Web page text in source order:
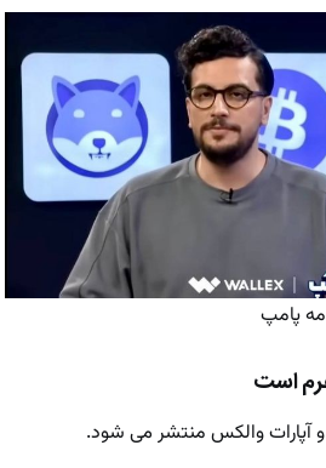
پامپ
است
و آپارات والکس منتشر می ‌شود.